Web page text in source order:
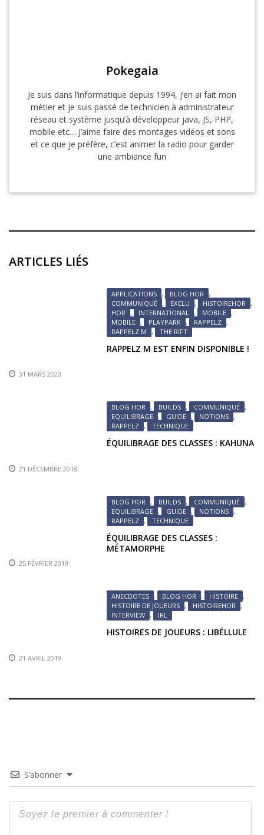
Pokegaia
Je suis dans l’informatique depuis 1994, j’en ai fait mon
métier et je suis passé de technicien à administrateur
réseau et système jusqu’à développeur java, JS, PHP,
mobile etc… J’aime faire des montages vidéos et sons
et ce que je préfère, c’est animer la radio pour garder
une ambiance fun
ARTICLES LIÉS
APPLICATIONS , BLOG HOR ,
COMMUNIQUÉ , EXCLU , HISTOIREHOR ,
HOR , INTERNATIONAL , MOBILE ,
MOBILE , PLAYPARK , RAPPELZ ,
RAPPELZ M , THE RIFT
RAPPELZ M EST ENFIN DISPONIBLE !
31 MARS 2020
BLOG HOR , BUILDS , COMMUNIQUÉ ,
EQUILIBRAGE , GUIDE , NOTIONS ,
RAPPELZ , TECHNIQUE
ÉQUILIBRAGE DES CLASSES : KAHUNA
21 DÉCEMBRE 2018
BLOG HOR , BUILDS , COMMUNIQUÉ ,
EQUILIBRAGE , GUIDE , NOTIONS ,
RAPPELZ , TECHNIQUE
ÉQUILIBRAGE DES CLASSES :
MÉTAMORPHE
25 FÉVRIER 2019
ANECDOTES , BLOG HOR , HISTOIRE ,
HISTOIRE DE JOUEURS , HISTOIREHOR ,
INTERVIEW , IRL
HISTOIRES DE JOUEURS : LIBÉLLULE
21 AVRIL 2019
S’abonner